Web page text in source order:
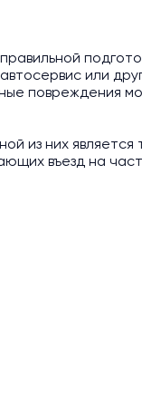
или
повреждения
из них является
въезд на